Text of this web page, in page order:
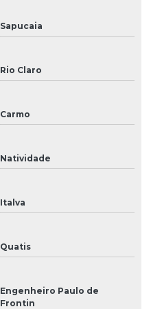
Sapucaia
Rio Claro
Carmo
Natividade
Italva
Quatis
Engenheiro Paulo de
Frontin